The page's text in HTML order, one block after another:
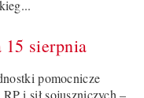
15 sierpnia
pomocnicze